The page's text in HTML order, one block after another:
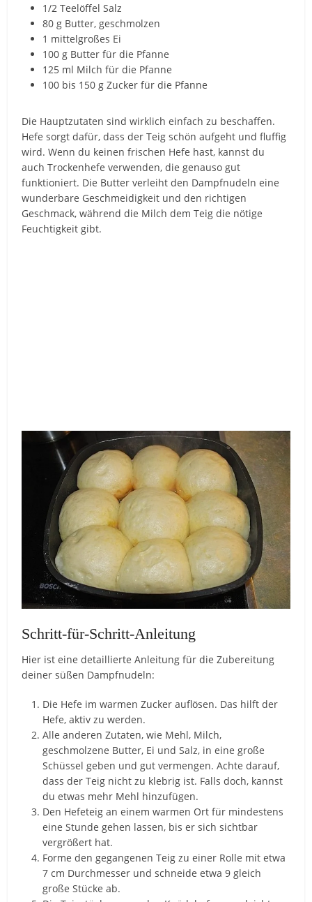
1/2 Teelöffel Salz
80 g Butter, geschmolzen
1 mittelgroßes Ei
100 g Butter für die Pfanne
125 ml Milch für die Pfanne
100 bis 150 g Zucker für die Pfanne
Die Hauptzutaten sind wirklich einfach zu beschaffen.
Hefe sorgt dafür, dass der Teig schön aufgeht und fluffig
wird. Wenn du keinen frischen Hefe hast, kannst du
auch Trockenhefe verwenden, die genauso gut
funktioniert. Die Butter verleiht den Dampfnudeln eine
wunderbare Geschmeidigkeit und den richtigen
Geschmack, während die Milch dem Teig die nötige
Feuchtigkeit gibt.
Schritt-für-Schritt-Anleitung
Hier ist eine detaillierte Anleitung für die Zubereitung
deiner süßen Dampfnudeln:
Die Hefe im warmen Zucker auflösen. Das hilft der
Hefe, aktiv zu werden.
Alle anderen Zutaten, wie Mehl, Milch,
geschmolzene Butter, Ei und Salz, in eine große
Schüssel geben und gut vermengen. Achte darauf,
dass der Teig nicht zu klebrig ist. Falls doch, kannst
du etwas mehr Mehl hinzufügen.
Den Hefeteig an einem warmen Ort für mindestens
eine Stunde gehen lassen, bis er sich sichtbar
vergrößert hat.
Forme den gegangenen Teig zu einer Rolle mit etwa
7 cm Durchmesser und schneide etwa 9 gleich
große Stücke ab.